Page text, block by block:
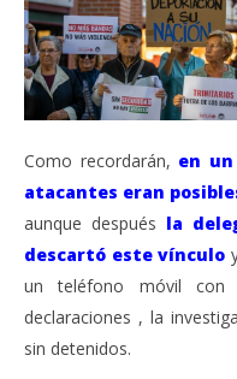
octubre
18,
2022
Admin
Como recordarán, en
atacantes eran
aunque después la
descartó este vínculo
un teléfono móvil con
declaraciones , la
sin detenidos.